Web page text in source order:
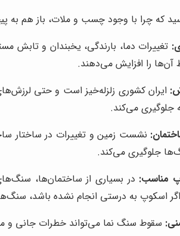
که چرا با وجود چسب و ملات، باز هم به
تغییرات دما، بارندگی، یخبندان و
را افزایش می‌دهند.
ایران کشوری زلزله‌خیز است و حتی
جلوگیری می‌کند.
نشست زمین و تغییرات در ساختار
جلوگیری می‌کند.
مناسب: در بسیاری از ساختمان‌ها،
اسکوپ به درستی انجام نشده باشد،
سقوط سنگ نما می‌تواند خطرات جانی و